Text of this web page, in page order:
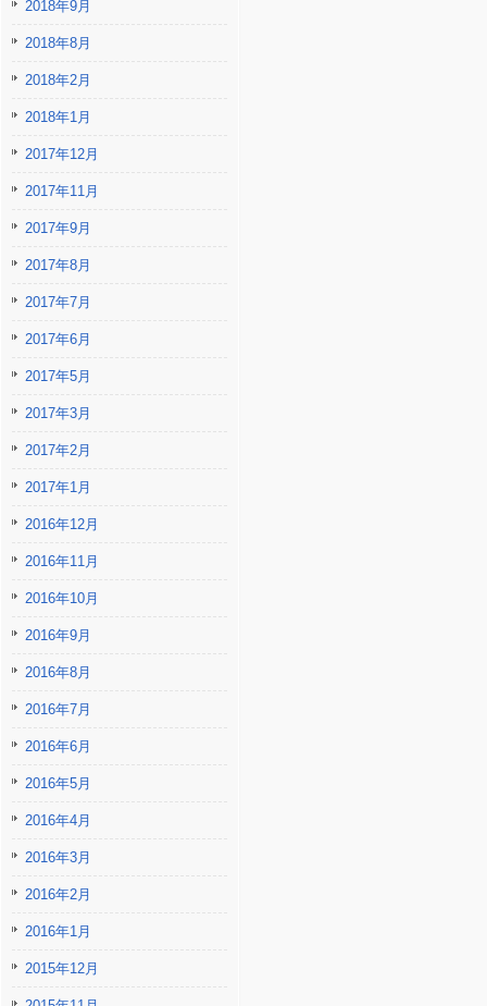
2018年9月
2018年8月
2018年2月
2018年1月
2017年12月
2017年11月
2017年9月
2017年8月
2017年7月
2017年6月
2017年5月
2017年3月
2017年2月
2017年1月
2016年12月
2016年11月
2016年10月
2016年9月
2016年8月
2016年7月
2016年6月
2016年5月
2016年4月
2016年3月
2016年2月
2016年1月
2015年12月